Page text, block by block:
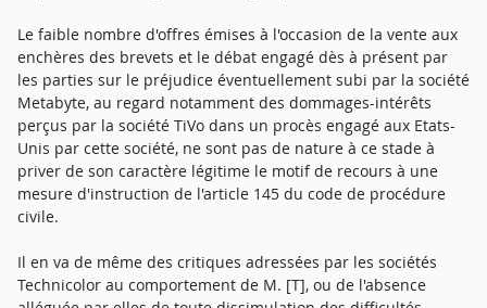
Le faible nombre d'offres émises à l'occasion de la vente aux
enchères des brevets et le débat engagé dès à présent par
les parties sur le préjudice éventuellement subi par la société
Metabyte, au regard notamment des dommages-intérêts
perçus par la société TiVo dans un procès engagé aux Etats-
Unis par cette société, ne sont pas de nature à ce stade à
priver de son caractère légitime le motif de recours à une
mesure d'instruction de l'article 145 du code de procédure
civile.
Il en va de même des critiques adressées par les sociétés
Technicolor au comportement de M. [T], ou de l'absence